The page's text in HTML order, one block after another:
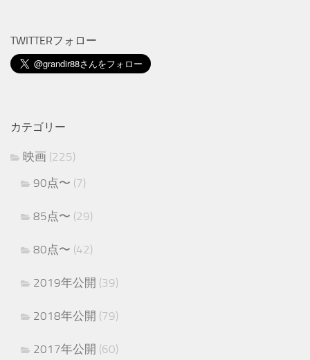
TWITTERフォロー
カテゴリー
映画 (225)
90点〜 (7)
85点〜 (29)
80点〜 (42)
2019年公開 (39)
2018年公開 (79)
2017年公開 (60)